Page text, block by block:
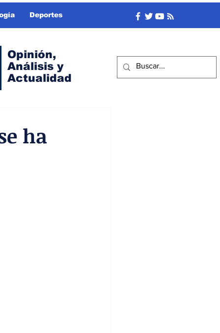
Deportes
Opinión,
Análisis y
Actualidad
ha